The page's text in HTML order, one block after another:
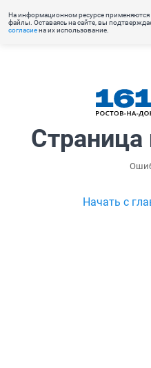
На информационном ресурсе применяются
файлы. Оставаясь на сайте, вы
согласиена их использование.
Страница
Начать с